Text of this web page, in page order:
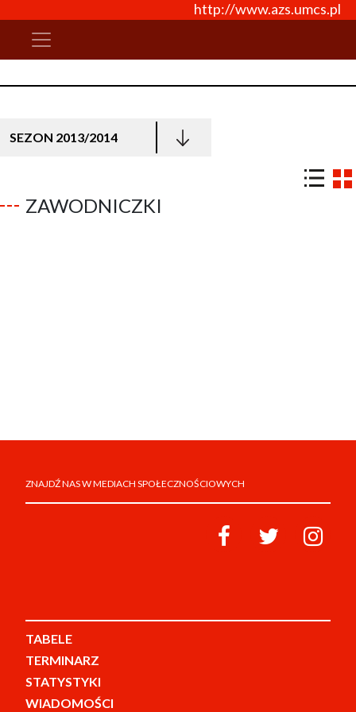
http://www.azs.umcs.pl
SEZON 2013/2014
ZAWODNICZKI
ZNAJDŹ NAS W MEDIACH SPOŁECZNOŚCIOWYCH
TABELE
TERMINARZ
STATYSTYKI
WIADOMOŚCI